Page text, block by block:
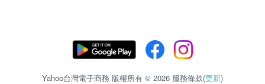
Yahoo台灣電子商務 版權所有 © 2026 服務條款(更新)